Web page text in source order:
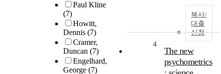
Paul Kline
(7)
Howitt,
Dennis (7)
Cramer,
Duncan (7)
Engelhard,
George (7)
복사/
대출
신청
4
The new
psychometrics